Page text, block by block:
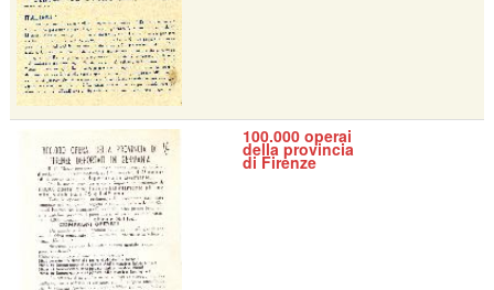
100.000 operai
della provincia
di Firenze